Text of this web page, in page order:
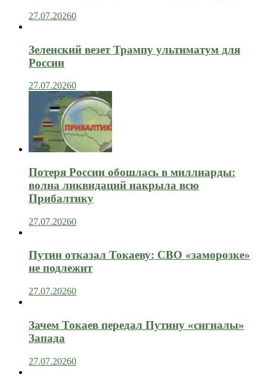
27.07.20260
Зеленский везет Трампу ультиматум для
России
27.07.20260
Потеря России обошлась в миллиарды:
волна ликвидаций накрыла всю
Прибалтику
27.07.20260
Путин отказал Токаеву: СВО «заморозке»
не подлежит
27.07.20260
Зачем Токаев передал Путину «сигналы»
Запада
27.07.20260